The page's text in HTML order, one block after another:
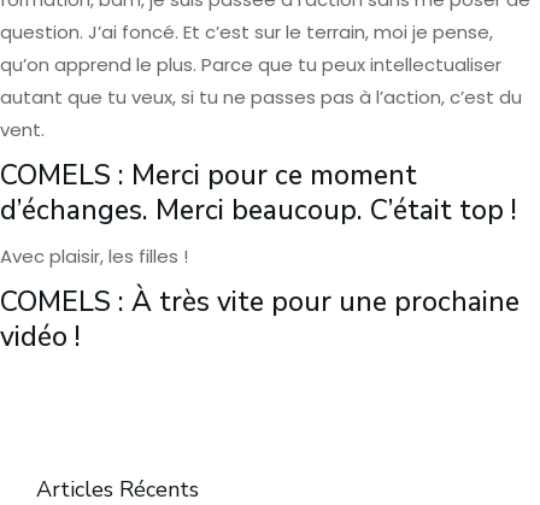
question. J’ai foncé. Et c’est sur le terrain, moi je pense,
qu’on apprend le plus. Parce que tu peux intellectualiser
autant que tu veux, si tu ne passes pas à l’action, c’est du
vent.
COMELS : Merci pour ce moment
d’échanges. Merci beaucoup. C’était top !
Avec plaisir, les filles !
COMELS : À très vite pour une prochaine
vidéo !
Articles Récents